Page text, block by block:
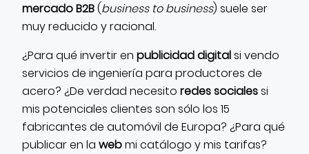
mercado B2B(business to business) suele ser
muy reducido y racional.
¿Para qué invertir en publicidad digitalsi vendo
servicios de ingeniería para productores de
acero? ¿De verdad necesito redes socialessi
mis potenciales clientes son sólo los 15
fabricantes de automóvil de Europa? ¿Para qué
publicar en la webmi catálogo y mis tarifas?